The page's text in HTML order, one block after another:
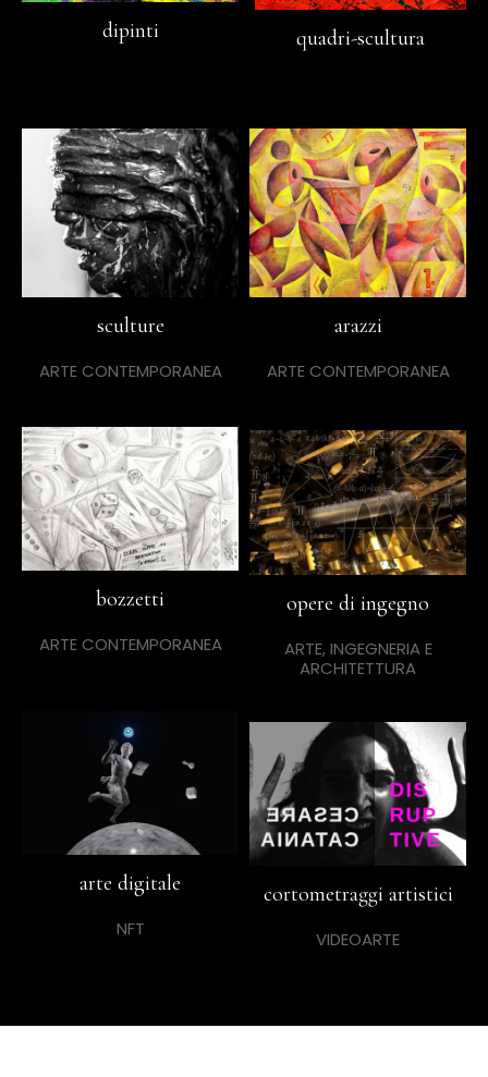
dipinti quadri-scultura
sculture
ARTE CONTEMPORANEA
arazzi
ARTE CONTEMPORANEA
bozzetti
ARTE CONTEMPORANEA
opere di ingegno
ARTE, INGEGNERIA E
ARCHITETTURA
arte digitale
NFT
cortometraggi artistici
VIDEOARTE